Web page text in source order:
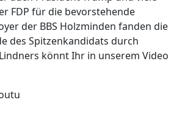
FDP für die bevorstehende
der BBS Holzminden fanden die
des Spitzenkandidats durch
könnt Ihr in unserem Video